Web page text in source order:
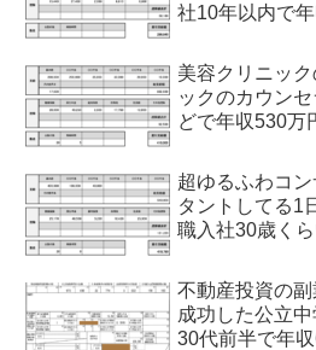
社10年以内で年
美容クリニッ
ックのカウン
どで年収530万
超ゆるふわコ
タントしてる1
職入社30歳く
不動産投資の
成功した公立
30代前半で年